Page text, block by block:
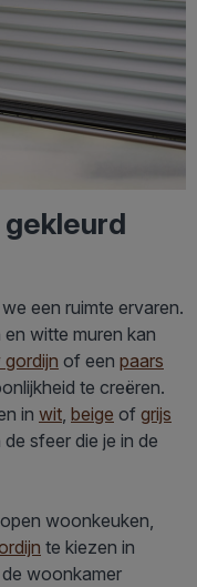
een ruimte ervaren.
witte muren kan
of een paars
te creëren.
in wit, beige of grijs
sfeer die je in de
woonkeuken,
te kiezen in
woonkamer